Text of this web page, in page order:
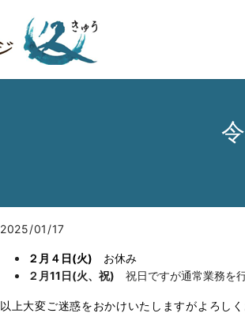
2025/01/17
２月４日(火) お休み
２月11日(火、祝) 祝日ですが通常業務を
以上大変ご迷惑をおかけいたしますがよろしく